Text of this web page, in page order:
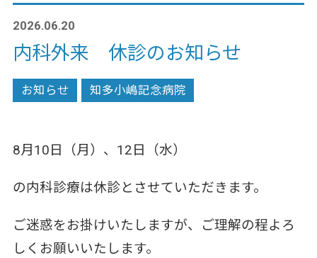
2026.06.20
内科外来 休診のお知らせ
お知らせ 知多小嶋記念病院
8月10日（月）、12日（水）
の内科診療は休診とさせていただきます。
ご迷惑をお掛けいたしますが、ご理解の程よろ
しくお願いいたします。